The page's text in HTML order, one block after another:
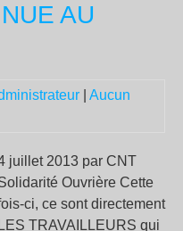
AU
Aucun
juillet 2013 par CNT
Ouvrière Cette
ci, ce sont directement
LES TRAVAILLEURS qui